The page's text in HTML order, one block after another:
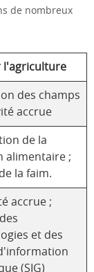
de nombreux
l'agriculture
des champs
accrue
de la
alimentaire ;
la faim.
accrue ;
et des
(SIG)